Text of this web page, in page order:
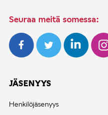
Seuraa meitä somessa:
JÄSENYYS
Henkilöjäsenyys